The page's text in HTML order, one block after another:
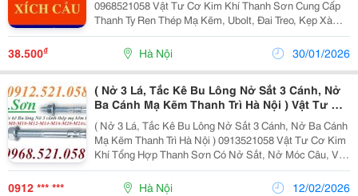
0968521058 Vật Tư Cơ Kim Khí Thanh Sơn Cung Cấp
Thanh Ty Ren Thép Mạ Kẽm, Ubolt, Đai Treo, Kẹp Xà
Gồ, U 41X41X3 Mét, Thanh U Lỗ 21X41X3 Mét Có Lỗ 1
Mặt Mạ Điện, Đai Ốc Gài Lò Xo, Nở Sắt, Nở Móc,
38.500₫ Hà Nội 30/01/2026
( Nở 3 Lá, Tắc Kê Bu Lông Nở Sắt 3 Cánh, Nở
Ba Cánh Mạ Kẽm Thanh Trì Hà Nội ) Vật Tư Cơ
Kim Khí Tổng Hợp Thanh Sơn Có Nở Sắt, Nở
Móc Câu, Vít Nở Sắt Đầu Móc Khuy Tròn, Nở
Móc Câu Inox,
( Nở 3 Lá, Tắc Kê Bu Lông Nở Sắt 3 Cánh, Nở Ba Cánh
Mạ Kẽm Thanh Trì Hà Nội ) 0913521058 Vật Tư Cơ Kim
Khí Tổng Hợp Thanh Sơn Có Nở Sắt, Nở Móc Câu, Vít
Nở Sắt Đầu Móc Khuy Tròn, Nở Móc Câu Inox, Nở
Chuôi, Nở Đinh, Nở Sắt To Dài, Nở Đạn...
0912 *** *** Hà Nội 12/02/2026